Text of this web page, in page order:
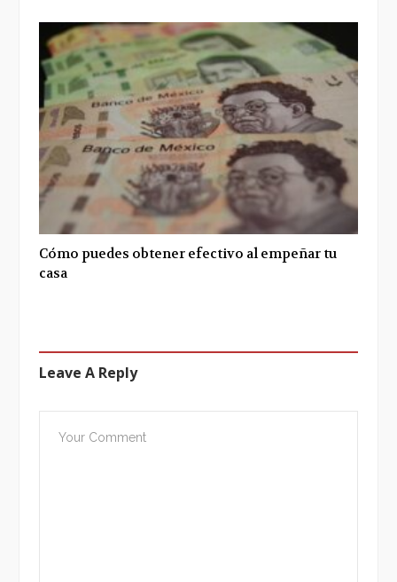
Cómo puedes obtener efectivo al empeñar tu
casa
Leave A Reply